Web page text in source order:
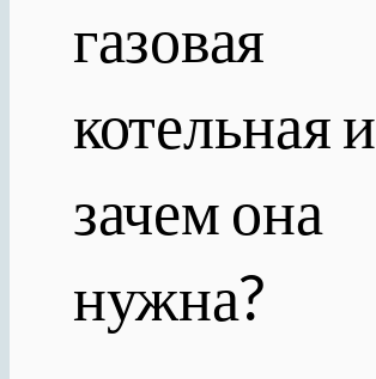
газовая
котельная и
зачем она
нужна?